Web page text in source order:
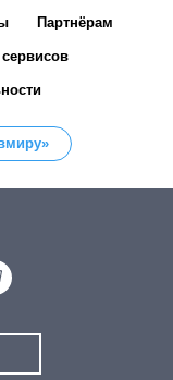
Партнёрам